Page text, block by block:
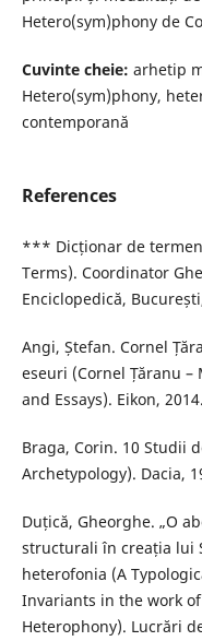
Hetero(sym)phony de
Cuvinte cheie: arhetip
Hetero(sym)phony,
contemporană
References
*** Dicționar de
Terms). Coordinator
Enciclopedică,
Angi, Ștefan. Cornel
eseuri (Cornel Țăranu –
and Essays). Eikon, 2014.
Braga, Corin. 10 Studii
Archetypology). Dacia,
Duțică, Gheorghe. „O
structurali în creația lui
heterofonia (A
Invariants in the work
Heterophony). Lucrări